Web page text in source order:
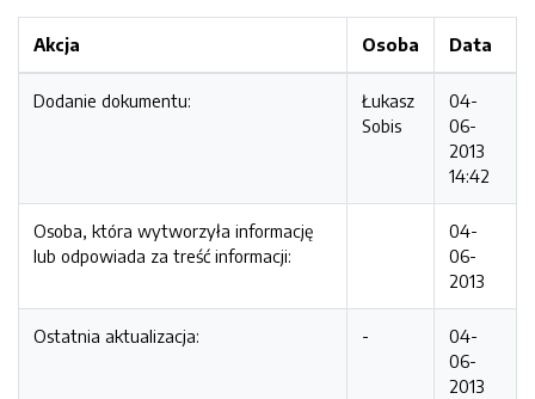
Akcja Osoba Data
Dodanie dokumentu:
Łukasz
Sobis
04-
06-
2013
14:42
Osoba, która wytworzyła informację
lub odpowiada za treść informacji:
04-
06-
2013
Ostatnia aktualizacja: -
04-
06-
2013